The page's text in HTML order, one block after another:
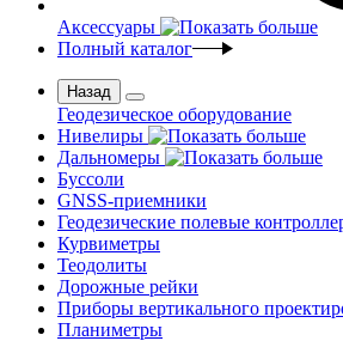
Аксессуары
Полный каталог
Назад
Геодезическое оборудование
Нивелиры
Дальномеры
Буссоли
GNSS-приемники
Геодезические полевые
Курвиметры
Теодолиты
Дорожные рейки
Приборы вертикального
Планиметры